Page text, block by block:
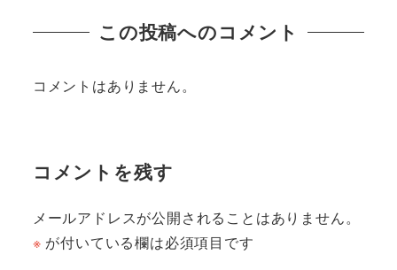
この投稿へのコメント
コメントはありません。
コメントを残す
メールアドレスが公開されることはありません。
※ が付いている欄は必須項目です